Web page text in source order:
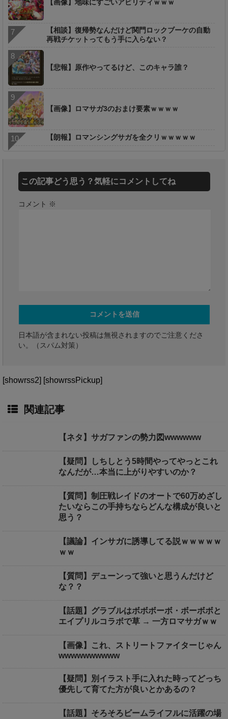
【画像】地味にすごいアビリティｗｗｗ
【相談】復帰勢なんだけど関門ロックブーケの自動
再戦チケットってもう手に入らない？
【悲報】原作やってるけど、このキャラ誰？
【画像】ロマサガ3のおまけ要素ｗｗｗｗ
【朗報】ロマンシングサガを全クリｗｗｗｗｗ
この記事どう思う？気軽にコメントしてね
コメント ※
日本語が含まれない投稿は無視されますのでご注意くださ
い。（スパム対策）
[showrss2] [showrssPickup]
関連記事
【ネタ】サガファンの勢力図wwwwww
【疑問】しちしとう5時間やってやっとこれ
なんだが…本当に上がりやすいのか？
【質問】制圧戦レイドのオートで60万めざし
たいならこの手持ちならどんな構成が良いと
思う？
【議論】インサガに誘導してる説ｗｗｗｗｗ
ｗｗ
【質問】デューンって強いと思うんだけど
な？？
【話題】グラブルはボボボーボ・ボーボボと
エイプリルコラボで草 → 一方ロマサガｗｗ
【画像】これ、ストリートファイターじゃん
wwwwwwwwww
【疑問】別イラスト手に入れた時ってどっち
優先して育てた方が良いとかあるの？
【話題】そろそろビームライフルに活躍の場